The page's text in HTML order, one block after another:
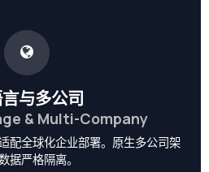
与多公司
& Multi-Company
配全球化企业部署。原生多公司架
据严格隔离。